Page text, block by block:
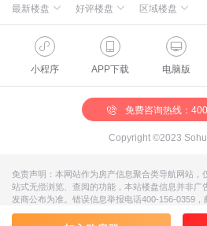
进行业向更高层次发展。
最新楼盘 好评楼盘 区域楼盘
绿城·朗月和风 新航城世界映
缦合北京
懋源·騴橒臺
北京城建·和知筑|铂瑞
北京建工·嘉棠雅序
北京楼盘
昌平楼盘
房山楼盘
朝阳楼盘
桃源新都孔雀城 华银天鹅湖
中海北京世家
燕都古城·和园
中冶兴隆新城·红石郡
路劲阳光城
小程序 APP下载 电脑版
免费咨询热线：
Copyright ©2023
免责声明：本网站作为房产信息聚合类导航网站，
站式无偿浏览、查阅的功能，本站楼盘信息并非广
发商公布为准。错误信息举报电话400-156-0359，